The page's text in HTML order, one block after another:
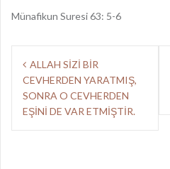
Münafikun Suresi 63: 5-6
ALLAH SİZİ BİR
CEVHERDEN YARATMIŞ,
SONRA O CEVHERDEN
EŞİNİ DE VAR ETMİŞTİR.